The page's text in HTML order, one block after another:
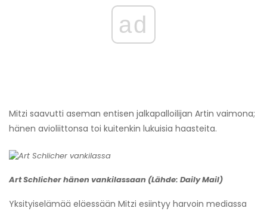
ad
Mitzi saavutti aseman entisen jalkapalloilijan Artin vaimona;
hänen avioliittonsa toi kuitenkin lukuisia haasteita.
Art Schlicher hänen vankilassaan (Lähde: Daily Mail)
Yksityiselämää eläessään Mitzi esiintyy harvoin mediassa